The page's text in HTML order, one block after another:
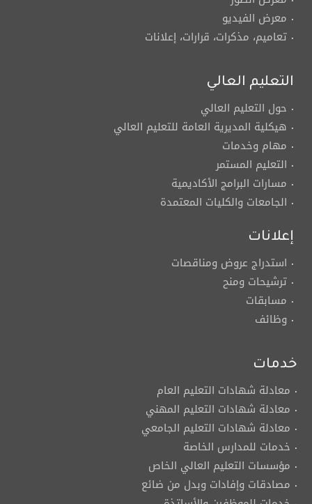
معرض الفيديو
تعاميم، مذكرات، قرارات، إعلانات
التعليم العالي
حول التعليم العالي
هيكلية المديرية العامة للتعليم العالي
مهام وخدمات
التعليم المستمر
مسارات البرامج الأكاديمية
الجامعات والكليات المعتمدة
إعلانات
استدراج عروض ومناقصات
ترشيحات ومنح
مسابقات
وظائف
خدمات
معادلة شهادات التعليم العام
معادلة شهادات التعليم المهني
معادلة شهادات التعليم الجامعي
خدمات للمدارس الخاصة
مؤسسات التعليم العالي الخاص
مصادقات وإفادات وبدل من ضائع